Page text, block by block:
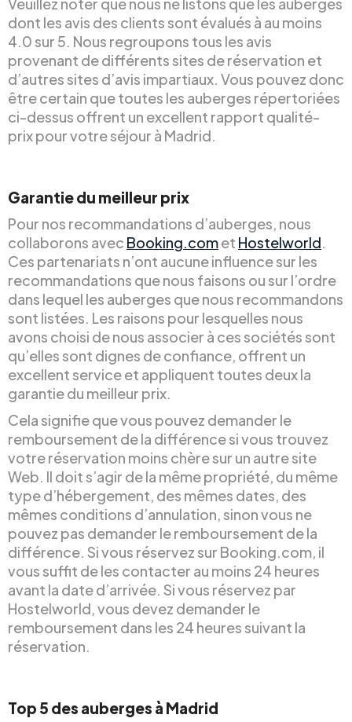
Veuillez noter que nous ne listons que les auberges
dont les avis des clients sont évalués à au moins
4.0 sur 5. Nous regroupons tous les avis
provenant de différents sites de réservation et
d’autres sites d’avis impartiaux. Vous pouvez donc
être certain que toutes les auberges répertoriées
ci-dessus offrent un excellent rapport qualité-
prix pour votre séjour à Madrid.
Garantie du meilleur prix
Pour nos recommandations d’auberges, nous
collaborons avec Booking.comet Hostelworld.
Ces partenariats n’ont aucune influence sur les
recommandations que nous faisons ou sur l’ordre
dans lequel les auberges que nous recommandons
sont listées. Les raisons pour lesquelles nous
avons choisi de nous associer à ces sociétés sont
qu’elles sont dignes de confiance, offrent un
excellent service et appliquent toutes deux la
garantie du meilleur prix.
Cela signifie que vous pouvez demander le
remboursement de la différence si vous trouvez
votre réservation moins chère sur un autre site
Web. Il doit s’agir de la même propriété, du même
type d’hébergement, des mêmes dates, des
mêmes conditions d’annulation, sinon vous ne
pouvez pas demander le remboursement de la
différence. Si vous réservez sur Booking.com, il
vous suffit de les contacter au moins 24 heures
avant la date d’arrivée. Si vous réservez par
Hostelworld, vous devez demander le
remboursement dans les 24 heures suivant la
réservation.
Top 5 des auberges à Madrid